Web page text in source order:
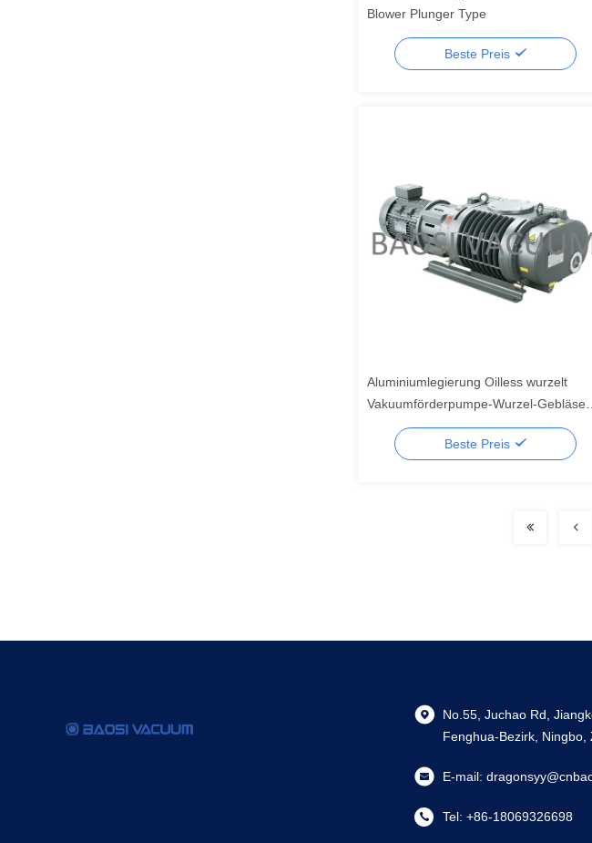
Blower Plunger Type
Beste Preis
Aluminiumlegierung Oilless wurzelt
Vakuumförderpumpe-Wurzel-Gebläse
1000m3/H
Beste Preis
No.55, Juchao Rd,
Fenghua-Bezirk, Ningbo,
E-mail:
Tel: +86-18069326698